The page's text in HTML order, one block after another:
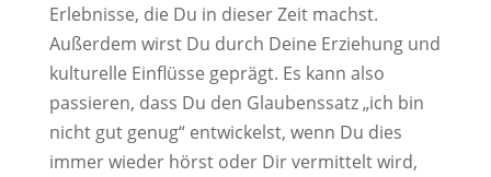
Erlebnisse, die Du in dieser Zeit machst.
Außerdem wirst Du durch Deine Erziehung und
kulturelle Einflüsse geprägt. Es kann also
passieren, dass Du den Glaubenssatz „ich bin
nicht gut genug“ entwickelst, wenn Du dies
immer wieder hörst oder Dir vermittelt wird,